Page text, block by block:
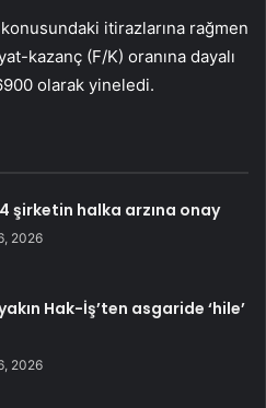
itirazlarına rağmen
kazanç (F/K) oranına dayalı
olarak yineledi.
4 şirketin halka arzına onay
2026
Hak-İş’ten asgaride ‘hile’
2026